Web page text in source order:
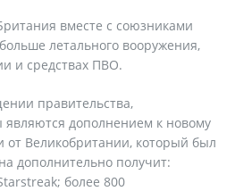
вместе с союзниками
летального вооружения,
и средствах ПВО.
правительства,
дополнением к новому
от Великобритании, который был
дополнительно получит:
более 800